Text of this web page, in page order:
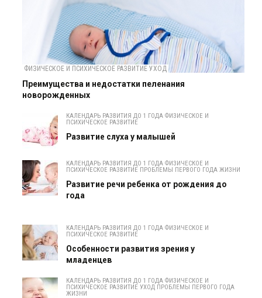
ФИЗИЧЕСКОЕ И ПСИХИЧЕСКОЕ РАЗВИТИЕ УХОД
Преимущества и недостатки пеленания
новорожденных
КАЛЕНДАРЬ РАЗВИТИЯ ДО 1 ГОДА ФИЗИЧЕСКОЕ И
ПСИХИЧЕСКОЕ РАЗВИТИЕ
Развитие слуха у малышей
КАЛЕНДАРЬ РАЗВИТИЯ ДО 1 ГОДА ФИЗИЧЕСКОЕ И
ПСИХИЧЕСКОЕ РАЗВИТИЕ ПРОБЛЕМЫ ПЕРВОГО ГОДА ЖИЗНИ
Развитие речи ребенка от рождения до
года
КАЛЕНДАРЬ РАЗВИТИЯ ДО 1 ГОДА ФИЗИЧЕСКОЕ И
ПСИХИЧЕСКОЕ РАЗВИТИЕ
Особенности развития зрения у
младенцев
КАЛЕНДАРЬ РАЗВИТИЯ ДО 1 ГОДА ФИЗИЧЕСКОЕ И
ПСИХИЧЕСКОЕ РАЗВИТИЕ УХОД ПРОБЛЕМЫ ПЕРВОГО ГОДА
ЖИЗНИ